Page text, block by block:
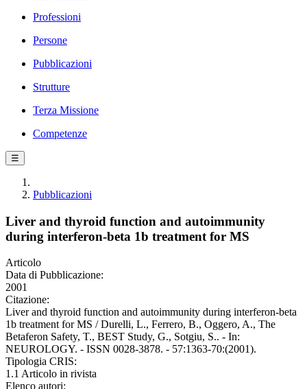
Professioni
Persone
Pubblicazioni
Strutture
Terza Missione
Competenze
☰
Pubblicazioni
Liver and thyroid function and autoimmunity
during interferon-beta 1b treatment for MS
Articolo
Data di Pubblicazione:
2001
Citazione:
Liver and thyroid function and autoimmunity during interferon-beta
1b treatment for MS / Durelli, L., Ferrero, B., Oggero, A., The
Betaferon Safety, T., BEST Study, G., Sotgiu, S.. - In:
NEUROLOGY. - ISSN 0028-3878. - 57:1363-70:(2001).
Tipologia CRIS:
1.1 Articolo in rivista
Elenco autori: